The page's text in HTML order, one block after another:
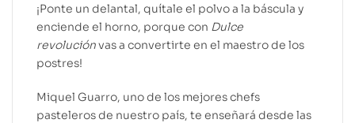
¡Ponte un delantal, quítale el polvo a la báscula y
enciende el horno, porque con Dulce
revoluciónvas a convertirte en el maestro de los
postres!
Miquel Guarro, uno de los mejores chefs
pasteleros de nuestro país, te enseñará desde las